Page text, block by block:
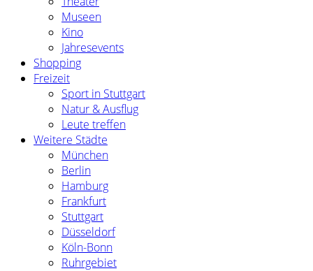
Museen
Kino
Jahresevents
Shopping
Freizeit
Sport in Stuttgart
Natur & Ausflug
Leute treffen
Weitere Städte
München
Berlin
Hamburg
Frankfurt
Stuttgart
Düsseldorf
Köln-Bonn
Ruhrgebiet